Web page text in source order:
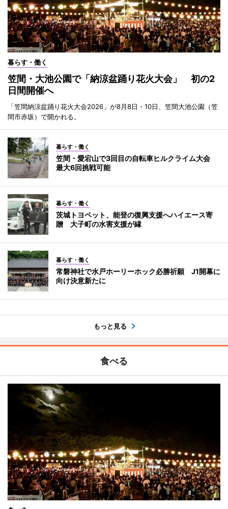
暮らす・働く
笠間・大池公園で「納涼盆踊り花火大会」 初の2
日間開催へ
「笠間納涼盆踊り花火大会2026」が8月8日・10日、笠間大池公園（笠
間市赤坂）で開かれる。
暮らす・働く
笠間・愛宕山で3回目の自転車ヒルクライム大会
最大6回挑戦可能
暮らす・働く
茨城トヨペット、能登の復興支援へハイエース寄
贈 大子町の水害支援が縁
暮らす・働く
常磐神社で水戸ホーリーホック必勝祈願 J1開幕に
向け決意新たに
もっと見る
食べる